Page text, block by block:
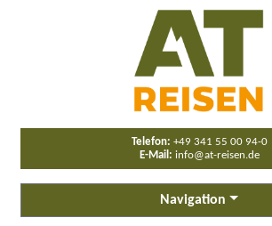
Telefon: +49 341 55 00 94-0
E-Mail: info@at-reisen.de
Navigation